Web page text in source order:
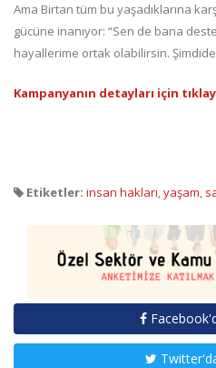
Ama Birtan tüm bu yaşadıklarına
gücüne inanıyor: “Sen de bana
hayallerime ortak olabilirsin.
Kampanyanın detayları için
Etiketler: insan hakları,yaşam,